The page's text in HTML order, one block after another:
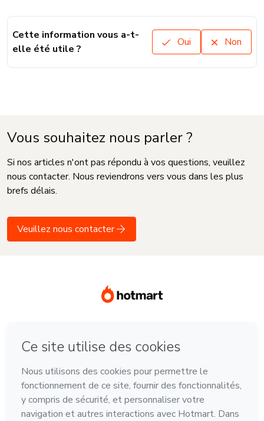
Cette information vous a-t-
elle été utile ?
Oui Non
Vous souhaitez nous parler ?
Si nos articles n'ont pas répondu à vos questions, veuillez
nous contacter. Nous reviendrons vers vous dans les plus
brefs délais.
Veuillez nous contacter
Langue
Français